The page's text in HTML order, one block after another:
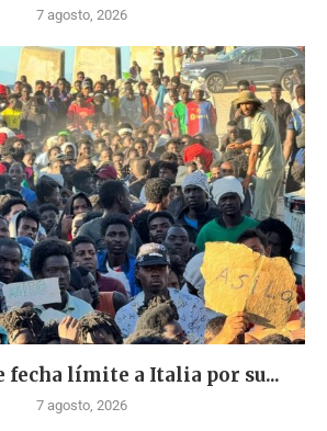
7 agosto, 2026
fecha límite a Italia por su...
7 agosto, 2026